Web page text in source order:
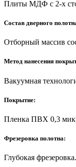
Плиты МДФ с 2-х
Состав дверного
Отборный массив
Метод нанесения
Вакуумная
Покрытие:
Пленка ПВХ 0,3
Фрезеровка полотна:
Глубокая фрезеровка.